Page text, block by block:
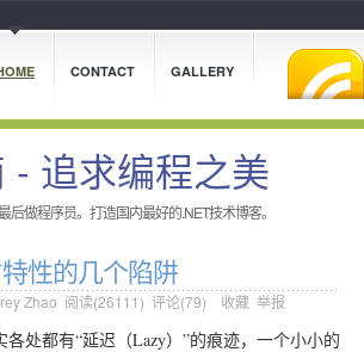
CONTACT GALLERY
- 追求编程之美
后做程序员。打造国内最好的.NET技术博客。
性的几个陷阱
Zhao 阅读(26111) 评论(79) 收藏 举报
处都有“延迟（Lazy）”的痕迹，一个小小的